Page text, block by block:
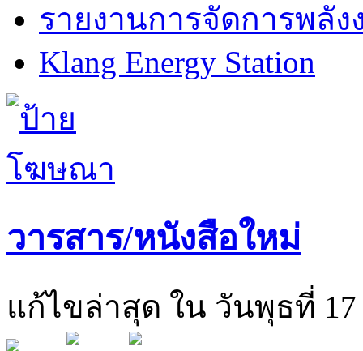
รายงานการจัดการพลัง
Klang Energy Station
วารสาร/หนังสือใหม่
แก้ไขล่าสุด ใน วันพุธที่ 17